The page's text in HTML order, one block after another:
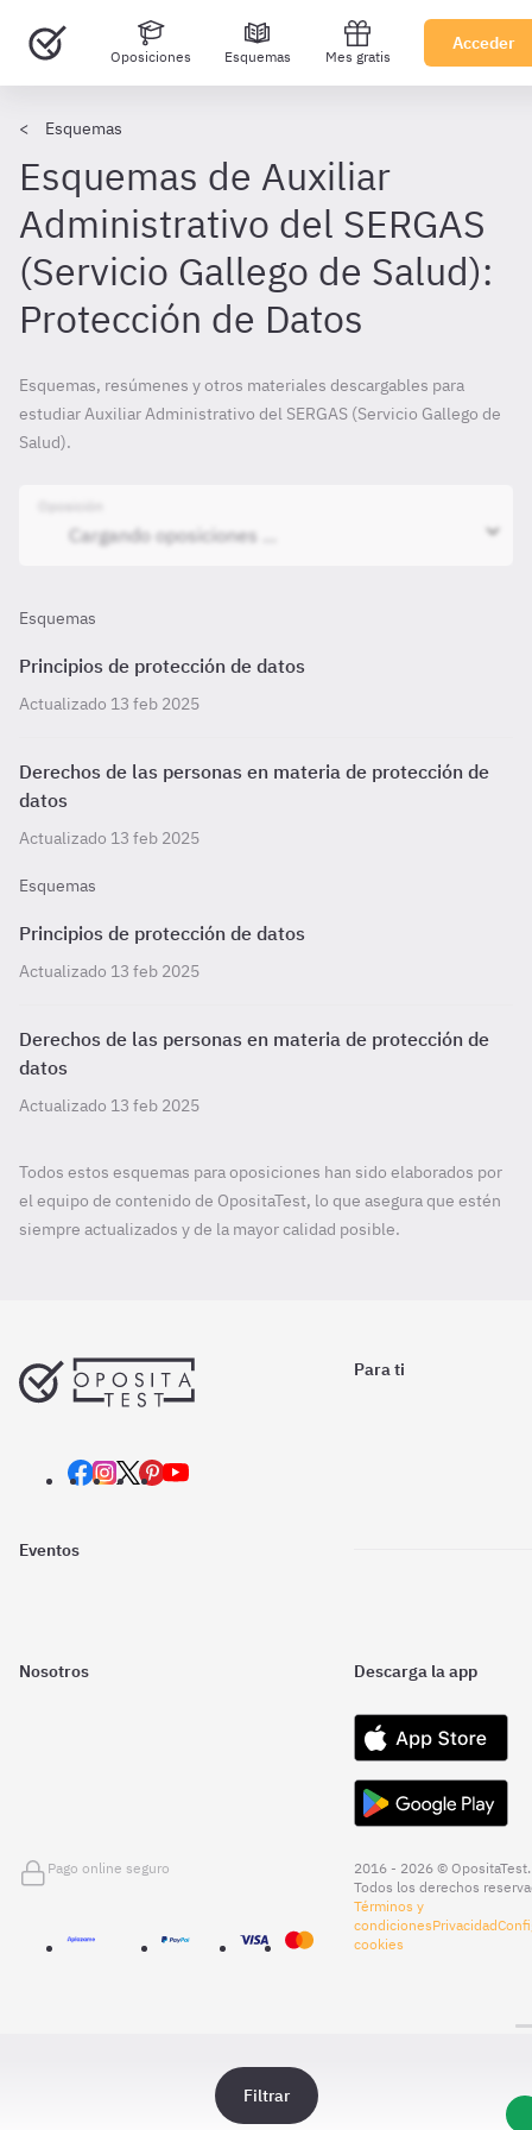
Oposiciones Esquemas Mes gratis
Acceder
Esquemas
Esquemas de Auxiliar
Administrativo del SERGAS
(Servicio Gallego de Salud):
Protección de Datos
Esquemas, resúmenes y otros materiales descargables para
estudiar Auxiliar Administrativo del SERGAS (Servicio Gallego de
Salud).
Filtrar
Esquemas
Principios de protección de datos
Actualizado 13 feb 2025
Derechos de las personas en materia de protección de
datos
Actualizado 13 feb 2025
Esquemas
Principios de protección de datos
Actualizado 13 feb 2025
Derechos de las personas en materia de protección de
datos
Actualizado 13 feb 2025
Todos estos esquemas para oposiciones han sido elaborados por
el equipo de contenido de OpositaTest, lo que asegura que estén
siempre actualizados y de la mayor calidad posible.
Para ti
Eventos
Nosotros Descarga la app
Pago online seguro
2016 - 2026 © OpositaTest.
Todos los derechos
Términos y
condicionesPrivacidad
cookies